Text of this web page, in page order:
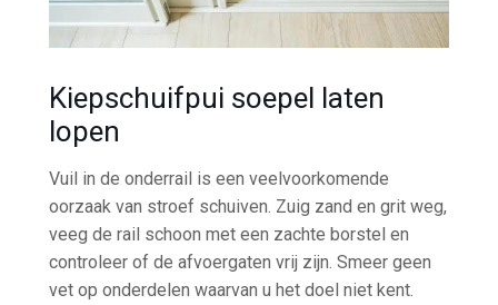
Kiepschuifpui soepel laten
lopen
Vuil in de onderrail is een veelvoorkomende
oorzaak van stroef schuiven. Zuig zand en grit weg,
veeg de rail schoon met een zachte borstel en
controleer of de afvoergaten vrij zijn. Smeer geen
vet op onderdelen waarvan u het doel niet kent.